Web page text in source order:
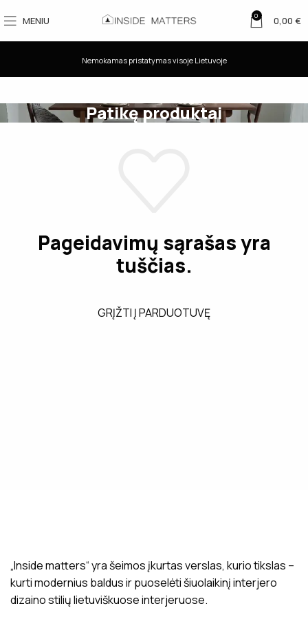
MENIU 0 0,00 €
Nemokamas pristatymas visoje Lietuvoje
Patikę produktai
Pageidavimų sąrašas yra
tuščias.
GRĮŽTI Į PARDUOTUVĘ
„Inside matters“ yra šeimos įkurtas verslas, kurio tikslas –
kurti modernius baldus ir puoselėti šiuolaikinį interjero
dizaino stilių lietuviškuose interjeruose.